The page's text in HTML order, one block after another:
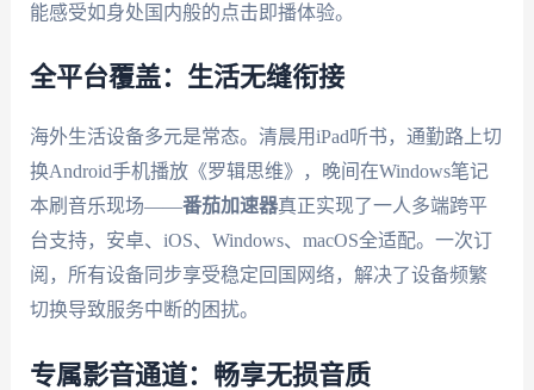
能感受如身处国内般的点击即播体验。
全平台覆盖：生活无缝衔接
海外生活设备多元是常态。清晨用iPad听书，通勤路上切
换Android手机播放《罗辑思维》，晚间在Windows笔记
本刷音乐现场——番茄加速器真正实现了一人多端跨平
台支持，安卓、iOS、Windows、macOS全适配。一次订
阅，所有设备同步享受稳定回国网络，解决了设备频繁
切换导致服务中断的困扰。
专属影音通道：畅享无损音质